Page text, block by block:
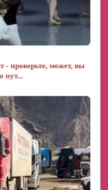
- проверьте, может, вы
пут...